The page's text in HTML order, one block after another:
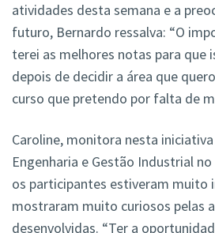
atividades desta semana e a
futuro, Bernardo ressalva: “O
terei as melhores notas para que
depois de decidir a área que
curso que pretendo por falta de
Caroline, monitora nesta
Engenharia e Gestão Industrial
os participantes estiveram muito
mostraram muito curiosos pelas
desenvolvidas. “Ter a